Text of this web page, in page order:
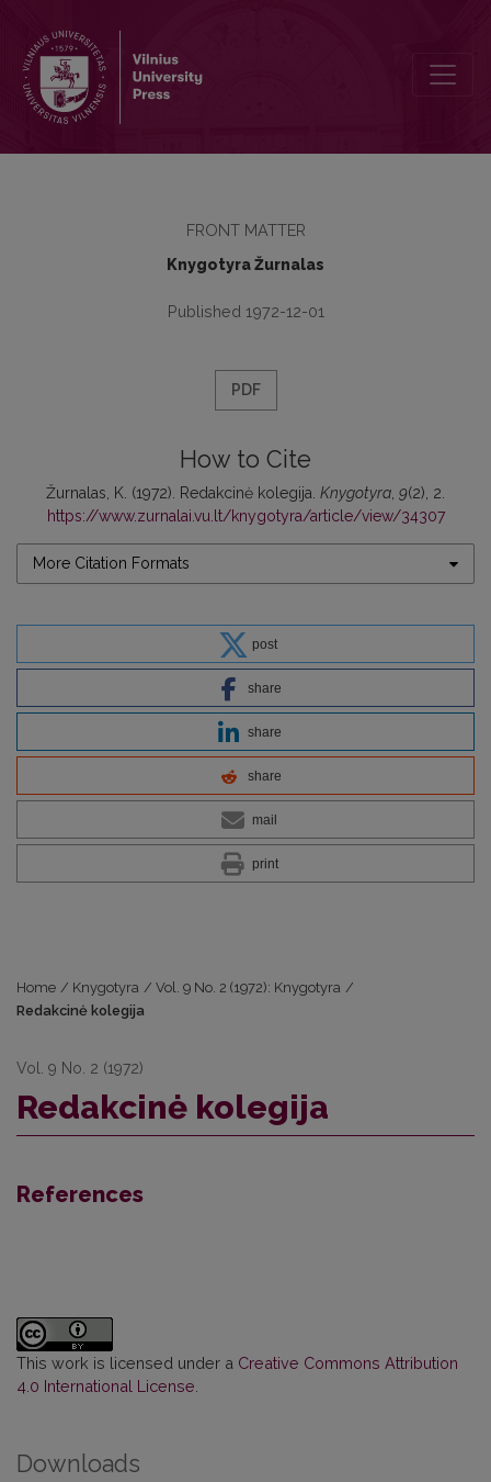
FRONT MATTER
Knygotyra Žurnalas
Published 1972-12-01
PDF
How to Cite
Žurnalas, K. (1972). Redakcinė kolegija. Knygotyra 9(2), 2.
https://www.zurnalai.vu.lt/knygotyra/article/view/34307
More Citation Formats
post
share
share
share
mail
print
Home / Knygotyra / Vol. 9 No. 2 (1972): Knygotyra /
Redakcinė kolegija
Vol. 9 No. 2 (1972)
Redakcinė kolegija
References
This work is licensed under a Creative Commons Attribution
4.0 International License
Downloads